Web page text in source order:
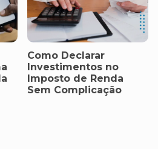
Como Declarar
Investimentos no
Imposto de Renda
Sem Complicação